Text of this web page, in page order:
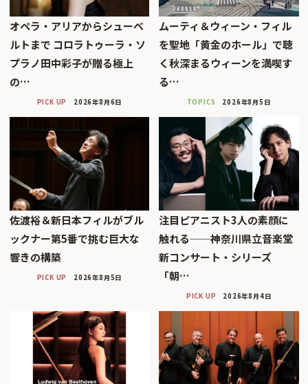
オペラ・アリアからシューベ
ルトまで コロラトゥーラ・ソ
プラノ田中彩子が贈る極上
の…
PICK UP 2026年8月6日
ムーティ＆ウィーン・フィル
を聖地「黄金のホール」で聴
く秋深まるウィーンを満喫す
る…
TOPICS 2026年8月5日
佐渡裕＆新日本フィルがブル
ックナー第5番で挑む巨大な
響きの構築
PICK UP 2026年8月5日
注目ピアニスト3人の素顔に
触れる──神奈川県立音楽堂
新コンサート・シリーズ
「朝…
PICK UP 2026年8月4日